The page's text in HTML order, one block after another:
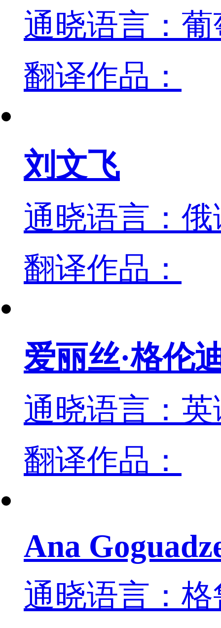
通晓语言：
翻译作品：
刘文飞
通晓语言：俄
翻译作品：
爱丽丝·格伦
通晓语言：英
翻译作品：
Ana
通晓语言：